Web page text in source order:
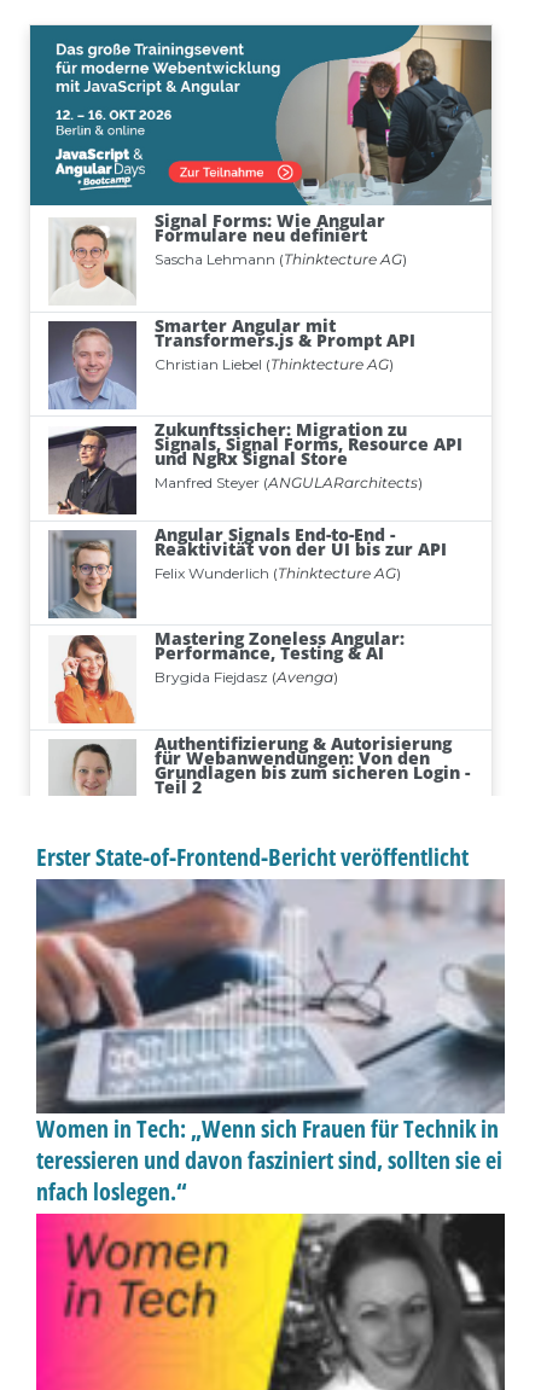
Erster State-of-Frontend-Bericht veröffentlicht
Women in Tech: „Wenn sich Frauen für Technik in
teressieren und davon fasziniert sind, sollten sie ei
nfach loslegen.“